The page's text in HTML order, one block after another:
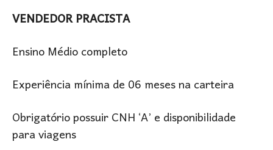
VENDEDOR PRACISTA
Ensino Médio completo
Experiência mínima de 06 meses na carteira
Obrigatório possuir CNH ‘A’ e disponibilidade
para viagens